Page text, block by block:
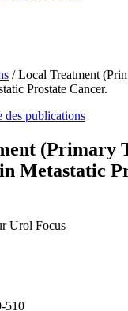
/Local Treatment
Prostate Cancer.
des publications
(Primary
Metastatic
Urol Focus
510